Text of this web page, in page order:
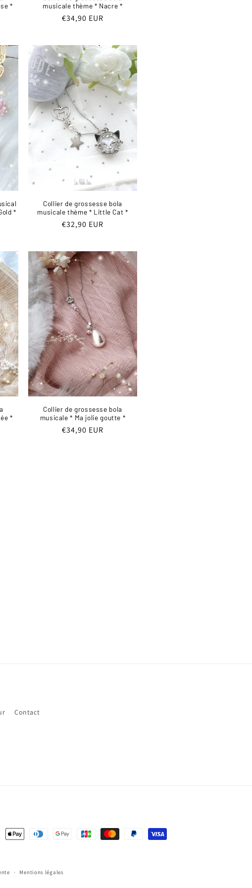
*
musicale thème * Nacre *
Prix
€34,90 EUR
*
Collier de grossesse bola
musicale thème * Little Cat *
Prix
€32,90 EUR
*
Collier de grossesse bola
musicale * Ma jolie goutte *
Prix
€34,90 EUR
Contact
Moyens
Mentions légales